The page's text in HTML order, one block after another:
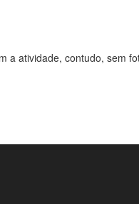
a atividade, contudo, sem